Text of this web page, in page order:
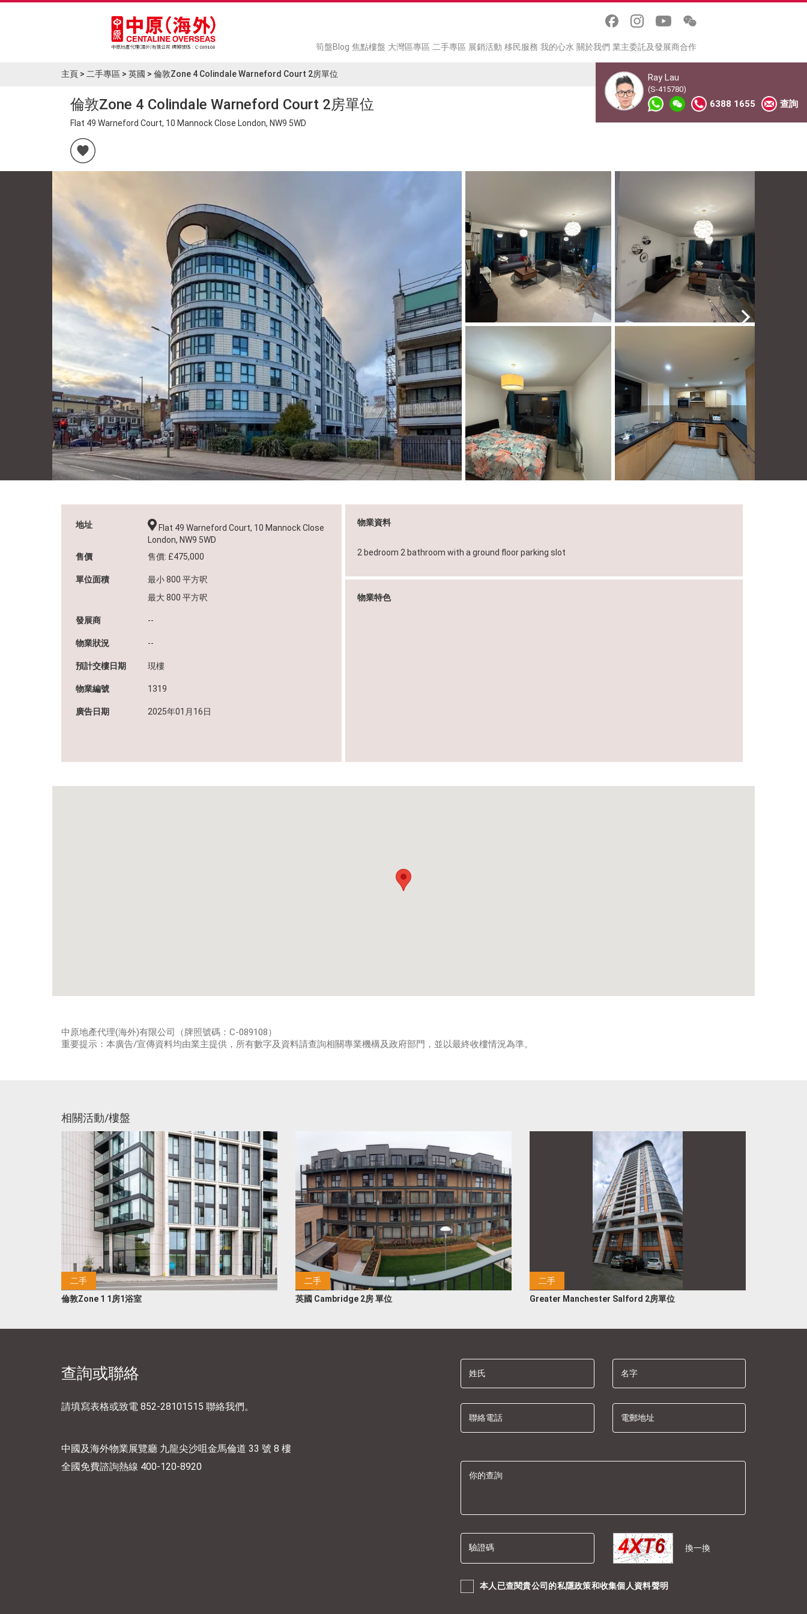
筍盤Blog 焦點樓盤 大灣區專區 二手專區 展銷活動 移民服務 我的心水 關於我們 業主委託及發展商合作
焦點樓盤
大灣區專區
二手專區
展銷活動
移民服務
我的心水
業主委託及發展商合作
中原地產代理(海外)有限公司（牌照號碼：C-089108）
原地產代理(海外)概不負責。
使用條款 私隱政策聲明
主頁 > 二手專區 > 英國 > 倫敦Zone 4 Colindale Warneford Court 2房單位
倫敦Zone 4 Colindale Warneford Court 2房單位
Flat 49 Warneford Court, 10 Mannock Close London, NW9 5WD
Ray Lau
(S-415780)
6388 1655 查詢
地址
Flat 49 Warneford Court, 10 Mannock Close
London, NW9 5WD
售價
售價: £475,000
單位面積
最小 800 平方呎
最大 800 平方呎
發展商 --
物業狀況 --
預計交樓日期 現樓
物業編號 1319
廣告日期 2025年01月16日
物業資料
物業特色
中原地產代理(海外)有限公司（牌照號碼：C-089108）
重要提示：本廣告/宣傳資料均由業主提供，所有數字及資料請查詢相關專業機構及政府部門，並以最終收樓情況為準。
相關活動/樓盤
二手
倫敦Zone 1 1房1浴室
二手
英國 Cambridge 2房 單位
二手
Greater Manchester Salford 2房單位
查詢或聯絡
請填寫表格或致電 852-28101515 聯絡我們。
中國及海外物業展覽廳 九龍尖沙咀金馬倫道 33 號 8 樓
全國免費諮詢熱線 400-120-8920
姓氏 名字
聯絡電話 電郵地址
你的查詢
驗證碼 換一換
本人已查閱貴公司的私隱政策和收集個人資料聲明